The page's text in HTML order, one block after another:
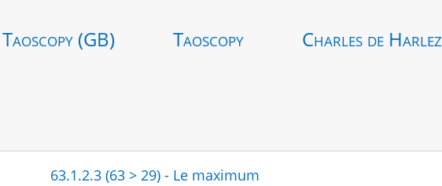
Taoscopy (GB) Taoscopy Charles de Harlez
63.1.2.3 (63 > 29) - Le maximum